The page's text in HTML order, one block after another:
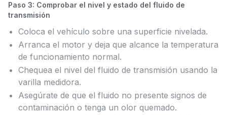
Paso 3: Comprobar el nivel y estado del fluido de
transmisión
Coloca el vehículo sobre una superficie nivelada.
Arranca el motor y deja que alcance la temperatura
de funcionamiento normal.
Chequea el nivel del fluido de transmisión usando la
varilla medidora.
Asegúrate de que el fluido no presente signos de
contaminación o tenga un olor quemado.